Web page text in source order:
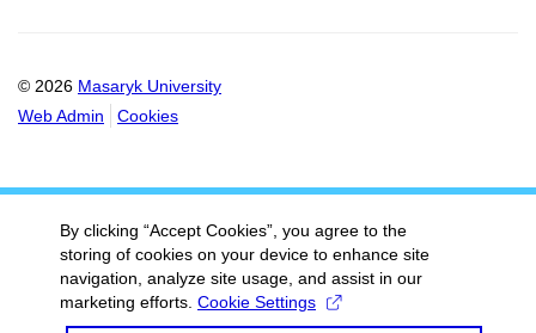
© 2026 Masaryk University
Web Admin
Cookies
By clicking “Accept Cookies”, you agree to the
storing of cookies on your device to enhance site
navigation, analyze site usage, and assist in our
marketing efforts. Cookie Settings